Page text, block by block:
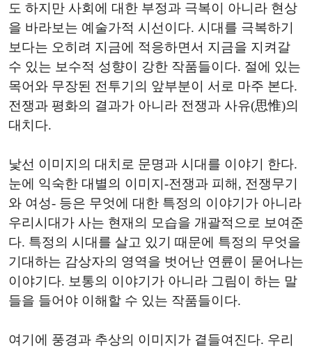
도 하지만 사회에 대한 부정과 극복이 아니라 현상
을 바라보는 예술가적 시선이다. 시대를 극복하기
보다는 오히려 지금에 적응하면서 지금을 지켜갈
수 있는 보수적 성향이 강한 작품들이다. 절에 있는
목어와 무장된 전투기의 앞부분이 서로 마주 본다.
전쟁과 평화의 결과가 아니라 전쟁과 사유(思惟)의
대치다.
낯선 이미지의 대치로 문명과 시대를 이야기 한다.
눈에 익숙한 대별의 이미지-전쟁과 피해, 전쟁무기
와 여성- 등은 무엇에 대한 특정의 이야기가 아니라
우리시대가 사는 현재의 모습을 개괄적으로 보여준
다. 특정의 시대를 살고 있기 때문에 특정의 무엇을
기대하는 감상자의 영역을 벗어난 연륜이 묻어나는
이야기다. 보통의 이야기가 아니라 그림이 하는 말
들을 들어야 이해할 수 있는 작품들이다.
여기에 풍경과 추상의 이미지가 곁들여진다. 우리